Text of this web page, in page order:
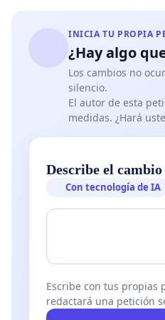
*autobuses eléctricos
autobuses (estudio de altos
Benito Pérez galdos y/o
una calle más ancha ya que
encuentras un autobús de
menor con Benito Perez
recoger/dejar gente.
decentes, más papeleras
m413 al bosque.
* Fumigar por alcantarillado
se nos meten las cucarachas
INICIA TU PROPIA
¿Hay algo
Los cambios no
silencio.
El autor de esta
medidas. ¿Hará
Describe el
Con tecnología de IA
Escribe con tus propias
redactará una petición